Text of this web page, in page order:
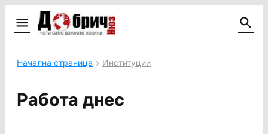
Начална страница Институции
Работа днес